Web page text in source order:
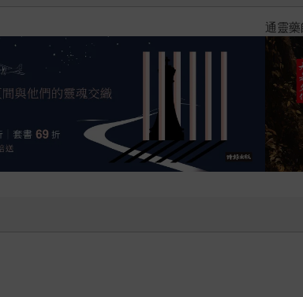
黃色書刊回來了！一起走進他的漫畫宇宙